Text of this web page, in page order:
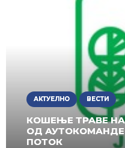
АКТУЕЛНО ВЕСТИ
КОШЕЊЕ ТРАВЕ
ОД
ПОТОК